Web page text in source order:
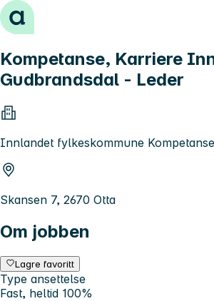
Hopp til innhold
Kompetanse, Karriere
Gudbrandsdal - Leder
Innlandet fylkeskommune
Skansen 7, 2670 Otta
Om jobben
Lagre favoritt
Type ansettelse
Fast, heltid 100%